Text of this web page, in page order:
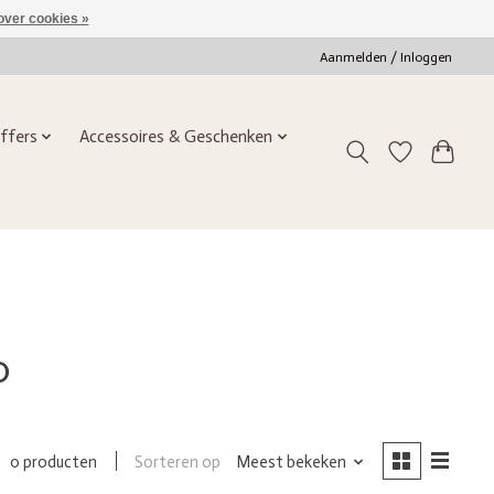
Aanmelden / Inloggen
Accessoires & Geschenken
0 producten Sorteren op Meest bekeken
cookies »